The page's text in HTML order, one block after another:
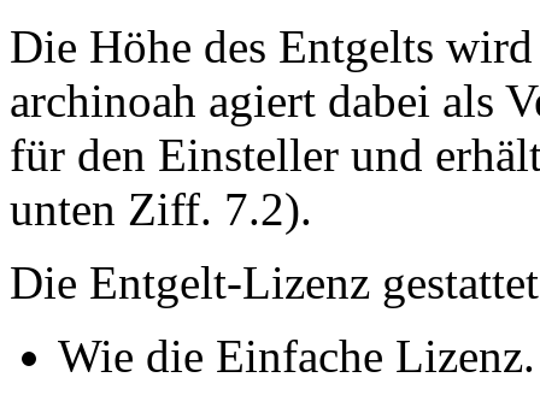
Die Höhe des Entgelts
archinoah agiert dabei als
für den Einsteller und
unten Ziff. 7.2).
Die Entgelt-Lizenz
Wie die Einfache Lizenz.